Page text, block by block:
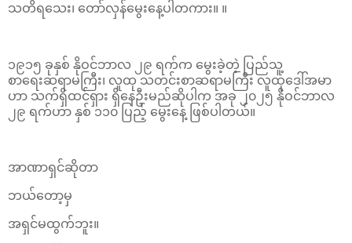
သတိရသေး၊ တော်လှန်မွေးနေ့ပါတကား။ ။
၁၉၁၅ ခုနှစ် နိုဝင်ဘာလ ၂၉ ရက်က မွေးခဲ့တဲ့ ပြည်သူ့
စာရေးဆရာမကြီး၊ လူထု သတင်းစာဆရာမကြီး လူထုဒေါ်အမာ
ဟာ သက်ရှိထင်ရှား ရှိနေဦးမည်ဆိုပါက အခု ၂၀၂၅ နိုဝင်ဘာလ
၂၉ ရက်ဟာ နှစ် ၁၁၀ ပြည့် မွေးနေ့ ဖြစ်ပါတယ်။
အာဏာရှင်ဆိုတာ
ဘယ်တော့မှ
အရှင်မထွက်ဘူး။